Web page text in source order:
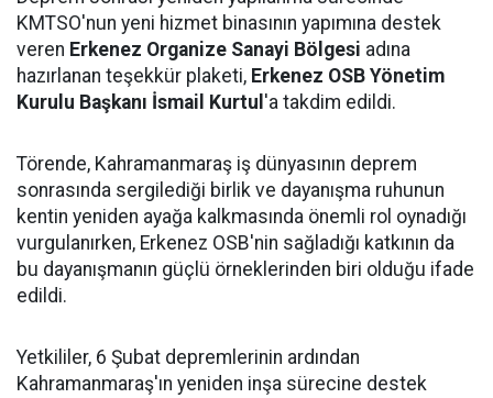
KMTSO'nun yeni hizmet binasının yapımına destek
veren Erkenez Organize Sanayi Bölgesi adına
hazırlanan teşekkür plaketi, Erkenez OSB Yönetim
Kurulu Başkanı İsmail Kurtul 'a takdim edildi.
Törende, Kahramanmaraş iş dünyasının deprem
sonrasında sergilediği birlik ve dayanışma ruhunun
kentin yeniden ayağa kalkmasında önemli rol oynadığı
vurgulanırken, Erkenez OSB'nin sağladığı katkının da
bu dayanışmanın güçlü örneklerinden biri olduğu ifade
edildi.
Yetkililer, 6 Şubat depremlerinin ardından
Kahramanmaraş'ın yeniden inşa sürecine destek